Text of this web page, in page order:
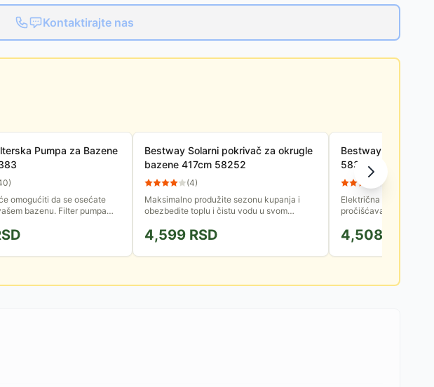
Kontaktirajte nas
Pumpa za Bazene
)
omogućiti da se osećate
bazenu. Filter pumpa
Bestway Solarni pokrivač za okrugle
bazene 417cm 58252
(4)
Maksimalno produžite sezonu kupanja i
obezbedite toplu i čistu vodu u svom
prečnika 417cm. Skrojen da pluta na...
4,599 RSD
Bestway filterska
58381 1246 l/h
(
Električna filter pumpa
pročišćavanje sitnih
dodaju u bazen....
4,508